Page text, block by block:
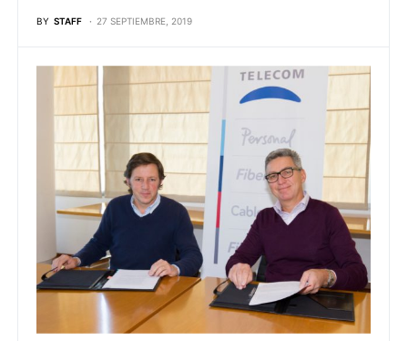
BY STAFF 27 SEPTIEMBRE, 2019